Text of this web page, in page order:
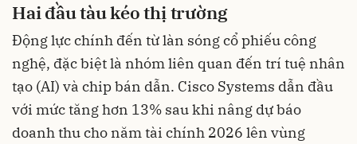
Hai đầu tàu kéo thị trường
Động lực chính đến từ làn sóng cổ phiếu công
nghệ, đặc biệt là nhóm liên quan đến trí tuệ nhân
tạo (AI) và chip bán dẫn. Cisco Systems dẫn đầu
với mức tăng hơn 13% sau khi nâng dự báo
doanh thu cho năm tài chính 2026 lên vùng